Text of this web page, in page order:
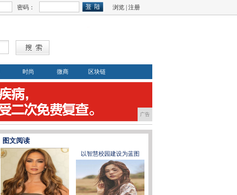
密码： 浏览 注册
时尚 微商 区块链
广告
图文阅读
以智慧校园建设为蓝图